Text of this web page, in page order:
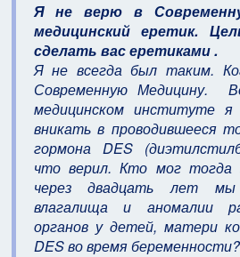
Я не верю в
медицинский еретик.
сделать вас еретиками .
Я не всегда был таким.
Современную Медицину.
медицинском институте
вникать в проводившееся
гормона DES
что верил. Кто мог тогда
через двадцать лет
влагалища и аномалии
органов у детей, матери
DES во время беременности?